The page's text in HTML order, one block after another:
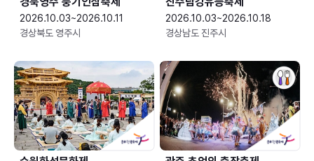
2026.10.03~2026.10.11
경상북도 영주시
2026.10.03~2026.10.18
경상남도 진주시